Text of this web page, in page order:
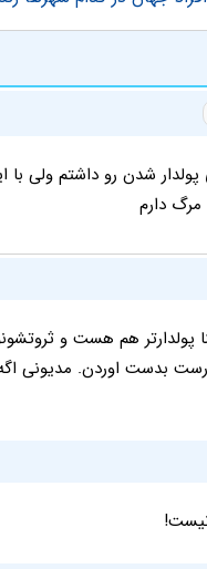
پولدار شدن رو داشتم ولی
مرگ دارم
پولدارتر هم هست و
بدست اوردن. مدیونی اگه